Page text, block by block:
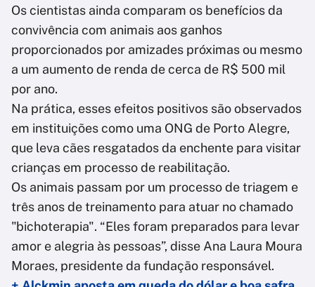
Os cientistas ainda comparam os benefícios da
convivência com animais aos ganhos
proporcionados por amizades próximas ou mesmo
a um aumento de renda de cerca de R$ 500 mil
por ano.
Na prática, esses efeitos positivos são observados
em instituições como uma ONG de Porto Alegre,
que leva cães resgatados da enchente para visitar
crianças em processo de reabilitação.
Os animais passam por um processo de triagem e
três anos de treinamento para atuar no chamado
"bichoterapia". “Eles foram preparados para levar
amor e alegria às pessoas”, disse Ana Laura Moura
Moraes, presidente da fundação responsável.